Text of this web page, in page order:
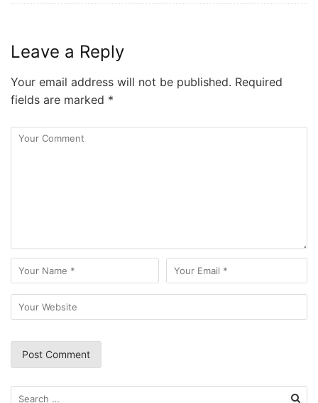
Leave a Reply
Your email address will not be published. Required
fields are marked *
Search